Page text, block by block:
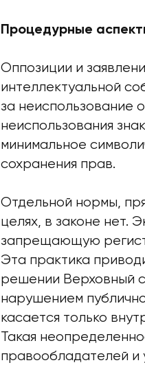
Процедурные
Оппозиции и
интеллектуальной
за неиспользование
неиспользования
минимальное
сохранения прав.
Отдельной нормы,
целях, в законе нет.
запрещающую
Эта практика
решении Верховный
нарушением
касается только
Такая
правообладателей и